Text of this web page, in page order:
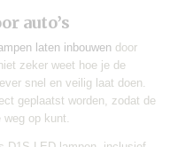
auto’s
laten inbouwen door
zeker weet hoe je de
snel en veilig laat doen.
geplaatst worden, zodat de
op kunt.